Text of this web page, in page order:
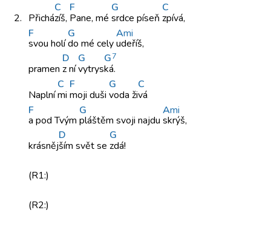
2. Přichá
C
zíš,
F
Pane, mé
G
srdce píseň
C
zpívá,
F
svou holí
G
do mé cely
Ami
udeříš,
pramen
D
z ní
G
vytrys
G7
ká.
Naplní
C
mi
F
moji duši
G
voda ži
C
vá
F
a podTvým
G
pláštěm svoji najdu
Ami
skrýš,
krásněj
D
ším světse
G
zdá!
(R1:)
(R2:)